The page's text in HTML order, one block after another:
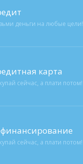
деньги на любые цели!
карта
сейчас, а плати потом!
сейчас, а плати потом!